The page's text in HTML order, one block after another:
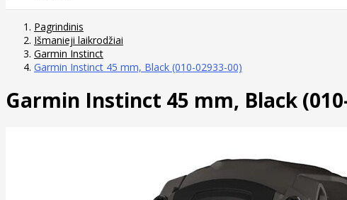
Pagrindinis
Išmanieji laikrodžiai
Garmin Instinct
Garmin Instinct 45 mm, Black (010-02933-00)
Garmin Instinct 45 mm, Black